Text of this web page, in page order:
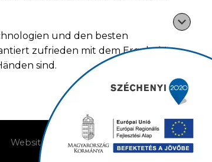
und den besten
zufrieden mit dem Ergebnis!
sind.
Website erstellt von: